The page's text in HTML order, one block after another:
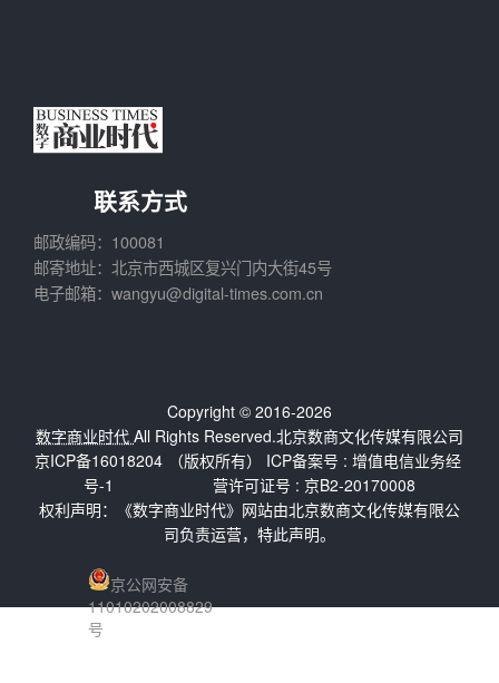
联系方式
邮政编码：100081
邮寄地址：北京市西城区复兴门内大街45号
电子邮箱：wangyu@digital-times.com.cn
Copyright © 2016-2026
数字商业时代 All Rights Reserved.北京数商文化传媒有限公司
（版权所有） ICP备案号 :
京ICP备16018204
号-1
增值电信业务经
营许可证号 : 京B2-20170008
权利声明：《数字商业时代》网站由北京数商文化传媒有限公
司负责运营，特此声明。
京公网安备
11010202008829
号